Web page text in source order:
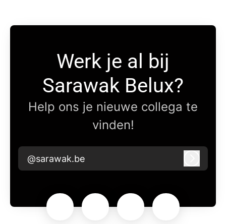
Werk je al bij
Sarawak Belux?
Help ons je nieuwe collega te
vinden!
@sarawak.be